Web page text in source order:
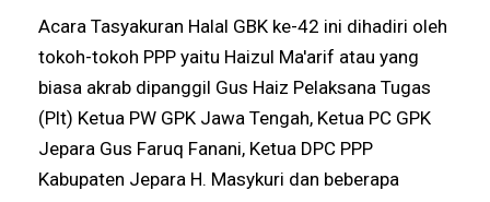
Acara Tasyakuran Halal GBK ke-42 ini dihadiri oleh
tokoh-tokoh PPP yaitu Haizul Ma'arif atau yang
biasa akrab dipanggil Gus Haiz Pelaksana Tugas
(Plt) Ketua PW GPK Jawa Tengah, Ketua PC GPK
Jepara Gus Faruq Fanani, Ketua DPC PPP
Kabupaten Jepara H. Masykuri dan beberapa